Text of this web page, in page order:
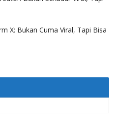
X: Bukan Cuma Viral, Tapi Bisa